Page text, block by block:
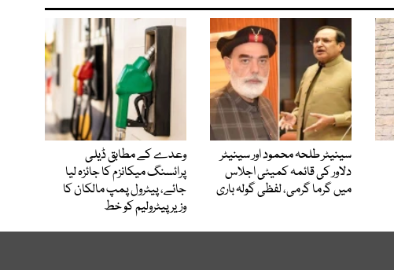
سینیٹر طلحہ محمود اور سینیٹر
دلاور کی قائمہ کمیٹی اجلاس
میں گرما گرمی، لفظی گولہ باری
وعدے کے مطابق ڈیلی
پرائسنگ میکانزم کا جائزہ لیا
جائے، پیٹرول پمپ مالکان کا
وزیرپیٹرولیم کو خط